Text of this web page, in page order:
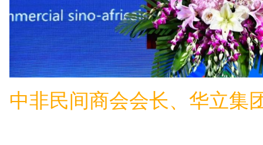
中非民间商会会长、华立集